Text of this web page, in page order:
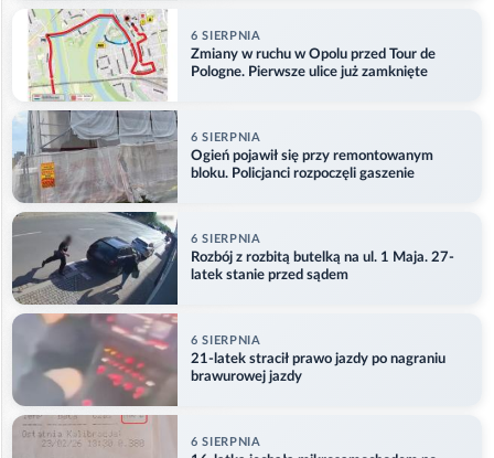
6 SIERPNIA
Zmiany w ruchu w Opolu przed Tour de
Pologne. Pierwsze ulice już zamknięte
6 SIERPNIA
Ogień pojawił się przy remontowanym
bloku. Policjanci rozpoczęli gaszenie
6 SIERPNIA
Rozbój z rozbitą butelką na ul. 1 Maja. 27-
latek stanie przed sądem
6 SIERPNIA
21-latek stracił prawo jazdy po nagraniu
brawurowej jazdy
6 SIERPNIA